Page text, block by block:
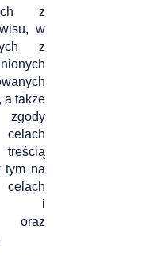
z
w
z
a także
tym na
i
oraz